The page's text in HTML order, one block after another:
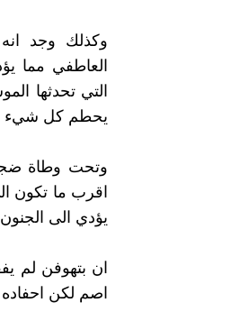
وكذلك وجد
العاطفي مما
التي تحدثها
يحطم كل شيء
وتحت وطاة
اقرب ما تكون
يؤدي الى
ان بتهوفن لم
اصم لكن